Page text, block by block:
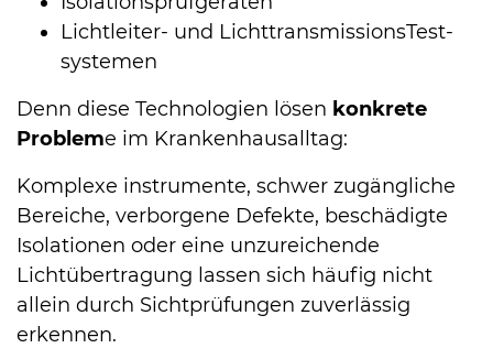
Lichtleiter- und LichttransmissionsTest­
sys­te­men
Denn diese Technologien lösen konkrete
Probleme im Krankenhausalltag:
Komplexe in­stru­mente, schwer zugängliche
Bereiche, verborgene Defekte, beschädigte
Isolationen oder eine unzureichende
Lichtübertragung lassen sich häufig nicht
allein durch Sichtprüfungen zuverlässig
erkennen.